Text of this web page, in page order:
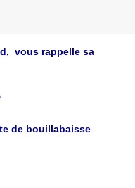
vous rappelle sa
de bouillabaisse